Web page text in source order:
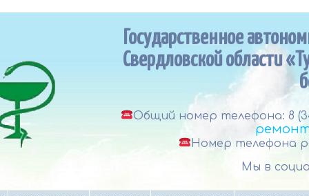
Государственное
Свердловской области
Общий номер телефона: 8
Номер телефона
Мы в